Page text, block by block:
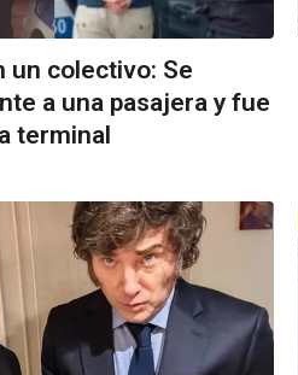
un colectivo: Se
a una pasajera y fue
terminal